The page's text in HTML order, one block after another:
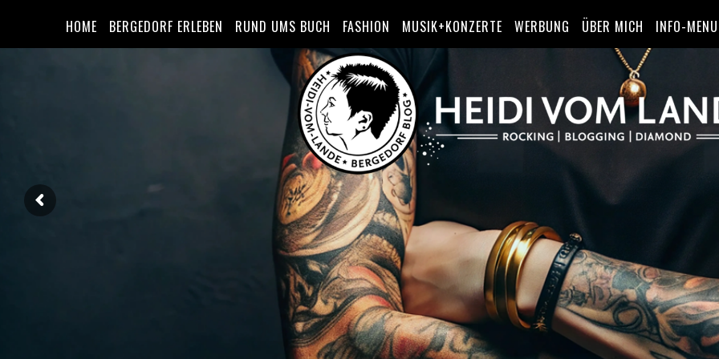
HOME BERGEDORF ERLEBEN RUND UMS BUCH FASHION MUSIK+KONZERTE WERBUNG ÜBER MICH INFO-